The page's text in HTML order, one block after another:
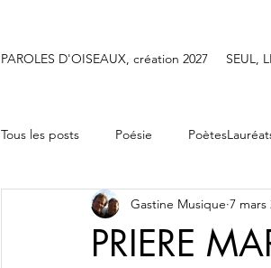
PAROLES D'OISEAUX, création 2027 SEUL,
Tous les posts Poésie
Les Poètes de l'AUBRAC 2025
PRIERE
Gastine Musique 7 mars